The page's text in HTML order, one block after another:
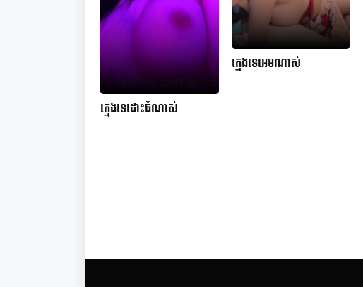
ក្មេងទេដោះធំណាស់
ក្មេងទេអេមណាស់